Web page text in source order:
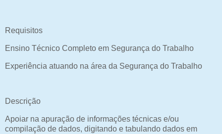
Requisitos
Ensino Técnico Completo em Segurança do Trabalho
Experiência atuando na área da Segurança do Trabalho
Descrição
Apoiar na apuração de informações técnicas e/ou
compilação de dados, digitando e tabulando dados em